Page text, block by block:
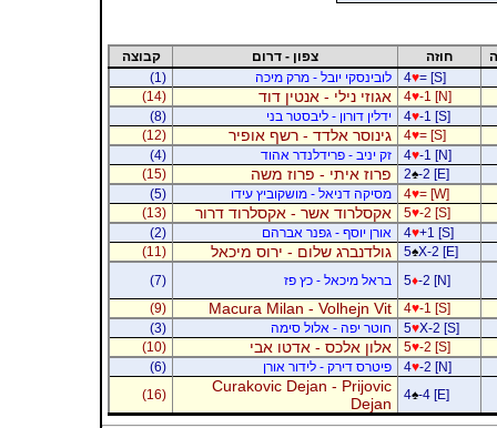
חוזה צפון - דרום
קבוצה
4♥= [S] לובינסקי יובל - מרק מיכה
(1)
4♥-1 [N] אגוזי נילי - אנטין דוד
(14)
4♥-1 [S] ידלין דורון - ליבסטר בני
(8)
4♥= [S] גינוסר אלדד - רשף אופיר
(12)
4♥-1 [N] זק יניב - פרידלנדר אהוד
(4)
2♠-2 [E] פרוז איתי - פרוז משה
(15)
4♥= [W] מסיקה דניאל - מושקוביץ עידו
(5)
5♥-2 [S] אקסלרוד אשר - אקסלרוד דרור
(13)
4♥+1 [S] אורן יוסף - גפנר אברהם
(2)
5♠X-2 [E] גולדנברג שלום - ירוס מיכאל
(11)
5♦-2 [N] בראל מיכאל - כץ פז
(7)
4♥-1 [S]
Macura Milan - Volhejn Vit
(9)
5♥X-2 [S] חוטר יפה - אלול סימה
(3)
5♥-2 [S] אלון אלכס - אדטו אבי
(10)
4♥-2 [N] פיטרס דירק - לידור אורן
(6)
4♠-4 [E]
Curakovic Dejan - Prijovic
Dejan
(16)